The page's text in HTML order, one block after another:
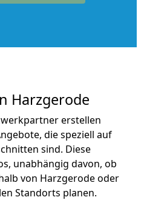
Harzgerode
erstellen
die speziell auf
sind. Diese
unabhängig davon, ob
von Harzgerode oder
Standorts planen.